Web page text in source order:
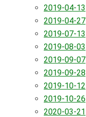
2019-04-13
2019-04-27
2019-07-13
2019-08-03
2019-09-07
2019-09-28
2019-10-12
2019-10-26
2020-03-21